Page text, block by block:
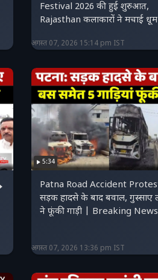
Festival 2026 की हुई शुरुआत,
Rajasthan कलाकारों ने मचाई धूम
अगस्त 07, 2026 15:14 pm IST
5:34
Patna Road Accident
सड़क हादसे के बाद बवाल, गुस्साए
ने फूंकी गाड़ी | Breaking News
अगस्त 07, 2026 13:36 pm IST